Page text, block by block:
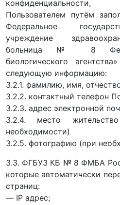
Пользователем путём
Федеральное
учреждение
больница № 8
биологического
следующую информацию:
3.2.1. фамилию, имя,
3.2.2. контактный телефон
3.2.3. адрес электронной
3.2.4. место
необходимости)
3.2.5. фотографию (при
3.3. ФГБУЗ КБ № 8 ФМБА
которые автоматически
страниц:
— IP адрес;